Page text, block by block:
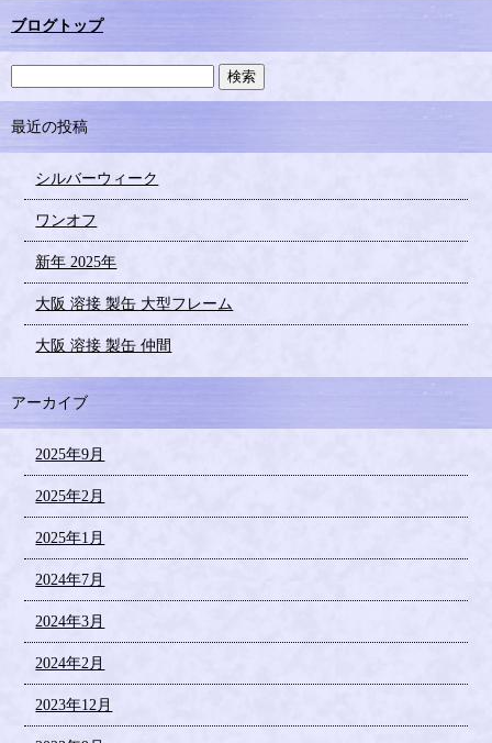
ブログトップ
最近の投稿
シルバーウィーク
ワンオフ
新年 2025年
大阪 溶接 製缶 大型フレーム
大阪 溶接 製缶 仲間
アーカイブ
2025年9月
2025年2月
2025年1月
2024年7月
2024年3月
2024年2月
2023年12月